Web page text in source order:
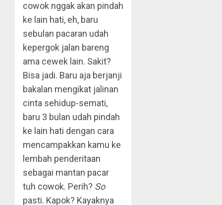
cowok nggak akan pindah
ke lain hati, eh, baru
sebulan pacaran udah
kepergok jalan bareng
ama cewek lain. Sakit?
Bisa jadi. Baru aja berjanji
bakalan mengikat jalinan
cinta sehidup-semati,
baru 3 bulan udah pindah
ke lain hati dengan cara
mencampakkan kamu ke
lembah penderitaan
sebagai mantan pacar
tuh cowok. Perih? So
pasti. Kapok? Kayaknya